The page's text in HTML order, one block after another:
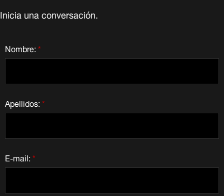
Inicia una conversación.
*
Nombre:
*
Apellidos:
*
E-mail: